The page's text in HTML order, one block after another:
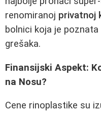
renomiranoj privatnoj
bolnici koja je
grešaka.
Finansijski Aspekt:
na Nosu?
Cene rinoplastike su